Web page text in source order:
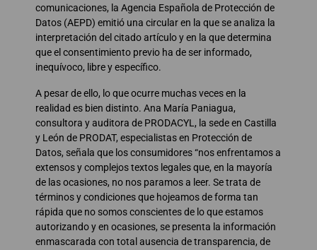
comunicaciones, la Agencia Española de Protección de
Datos (AEPD) emitió una circular en la que se analiza la
interpretación del citado artículo y en la que determina
que el consentimiento previo ha de ser informado,
inequívoco, libre y específico.
A pesar de ello, lo que ocurre muchas veces en la
realidad es bien distinto. Ana María Paniagua,
consultora y auditora de PRODACYL, la sede en Castilla
y León de PRODAT, especialistas en Protección de
Datos, señala que los consumidores “nos enfrentamos a
extensos y complejos textos legales que, en la mayoría
de las ocasiones, no nos paramos a leer. Se trata de
términos y condiciones que hojeamos de forma tan
rápida que no somos conscientes de lo que estamos
autorizando y en ocasiones, se presenta la información
enmascarada con total ausencia de transparencia, de